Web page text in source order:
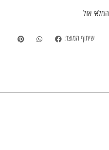
המלאי אזל
שיתוף המוצר: